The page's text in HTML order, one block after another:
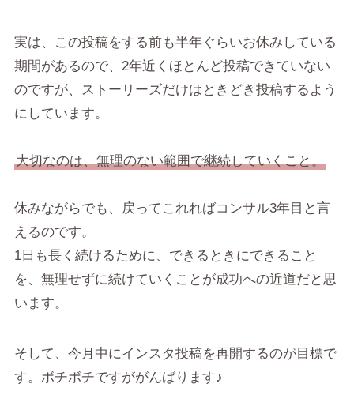
実は、この投稿をする前も半年ぐらいお休みしている
期間があるので、2年近くほとんど投稿できていない
のですが、ストーリーズだけはときどき投稿するよう
にしています。
大切なのは、無理のない範囲で継続していくこと。
休みながらでも、戻ってこれればコンサル3年目と言
えるのです。
1日も長く続けるために、できるときにできること
を、無理せずに続けていくことが成功への近道だと思
います。
そして、今月中にインスタ投稿を再開するのが目標で
す。ボチボチですががんばります♪